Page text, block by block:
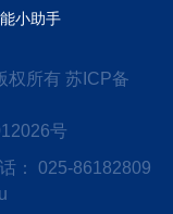
小助手
权所有 苏ICP备
号
： 025-86182809